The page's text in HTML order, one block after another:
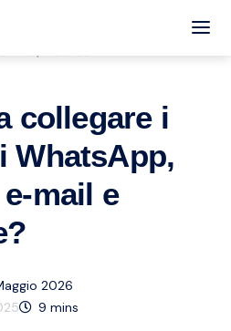
collegare i
WhatsApp,
mail e
2026
9 mins